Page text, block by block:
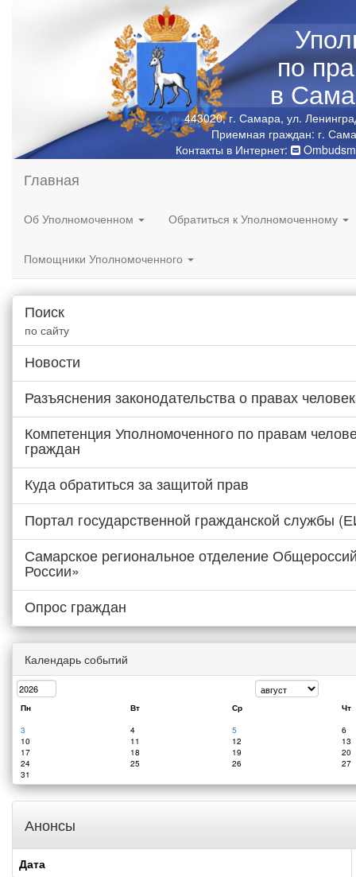
по
в
443020, г. Самара, ул.
Приемная граждан: г.
Контакты в Интернет:
Главная
Об Уполномоченном Обратиться к Уполномоченному
Помощники Уполномоченного
Поиск
по сайту
Новости
Разъяснения законодательства о правах
Компетенция Уполномоченного по правам
граждан
Куда обратиться за защитой прав
Портал государственной гражданской службы
Самарское региональное отделение
России»
Опрос граждан
Календарь событий
Пн Вт Ср
Чт
3
4 5
6
10
11 12
13
17
18 19
20
24
25 26
27
31
Анонсы
Дата